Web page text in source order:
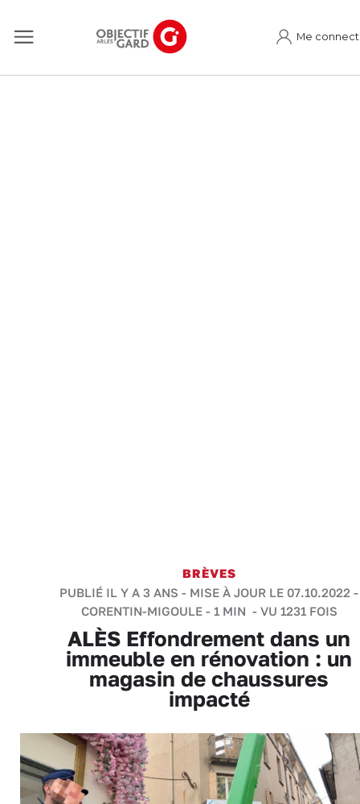
Me
BRÈVES
PUBLIÉ IL Y A 3 ANS - MISE À JOUR LE 07.10.2022 -
CORENTIN-MIGOULE- 1 MIN - VU 1231 FOIS
ALÈS Effondrement dans un
immeuble en rénovation : un
magasin de chaussures
impacté